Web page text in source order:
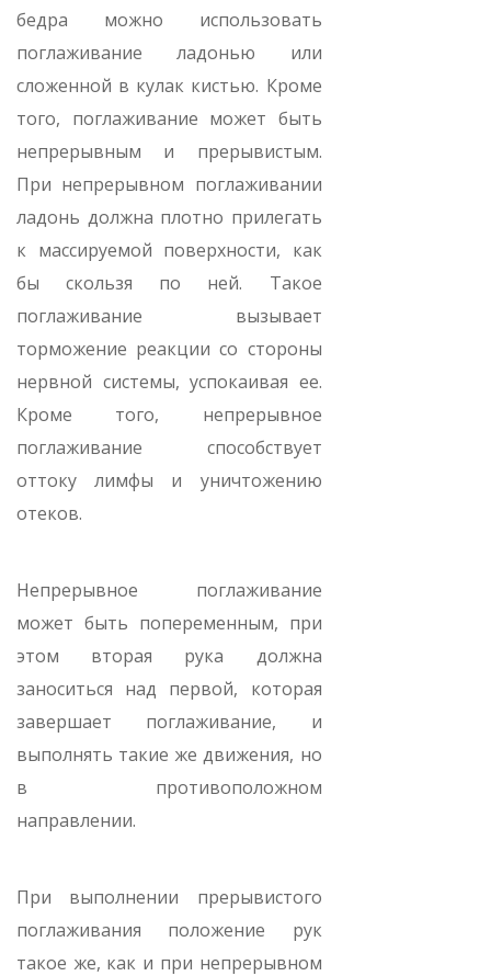
бедра можно использовать
поглаживание ладонью или
сложенной в кулак кистью. Кроме
того, поглаживание может быть
непрерывным и прерывистым.
При непрерывном поглаживании
ладонь должна плотно прилегать
к массируемой поверхности, как
бы скользя по ней. Такое
поглаживание вызывает
торможение реакции со стороны
нервной системы, успокаивая ее.
Кроме того, непрерывное
поглаживание способствует
оттоку лимфы и уничтожению
отеков.
Непрерывное поглаживание
может быть попеременным, при
этом вторая рука должна
заноситься над первой, которая
завершает поглаживание, и
выполнять такие же движения, но
в противоположном
направлении.
При выполнении прерывистого
поглаживания положение рук
такое же, как и при непрерывном